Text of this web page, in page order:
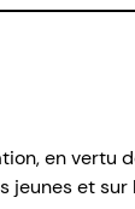
en vertu
jeunes et